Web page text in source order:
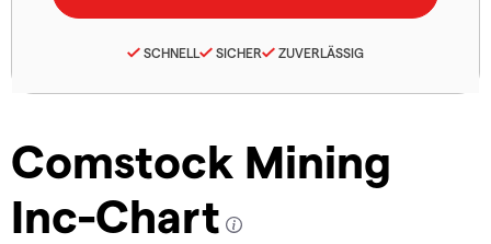
Comstock Mining
Inc-Chart
SCHNELL SICHER ZUVERLÄSSIG